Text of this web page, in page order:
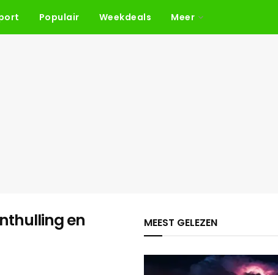
Populair Weekdeals Meer
en
MEEST GELEZEN